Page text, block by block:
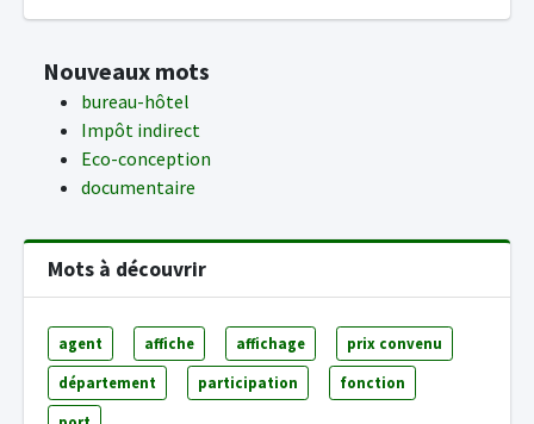
Nouveaux mots
bureau-hôtel
Impôt indirect
Eco-conception
documentaire
Mots à découvrir
agent affiche affichage prix convenu
département participation fonction